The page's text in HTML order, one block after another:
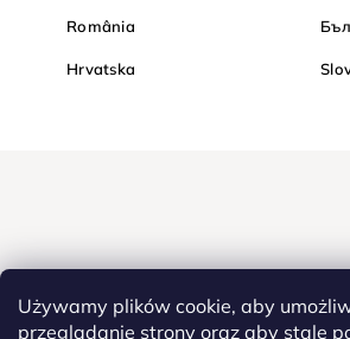
Używamy plików cookie, aby
przeglądanie strony oraz aby stale
România
Hrvatska